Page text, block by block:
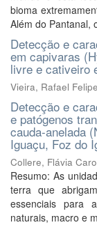
bioma
Além do Pantanal,
Detecção e
em capivaras
livre e cativeiro
Vieira, Rafael
Detecção e
e patógenos
cauda-anelada
Iguaçu, Foz do
Collere, Flávia
Resumo: As
terra que
essenciais para
naturais, macro e